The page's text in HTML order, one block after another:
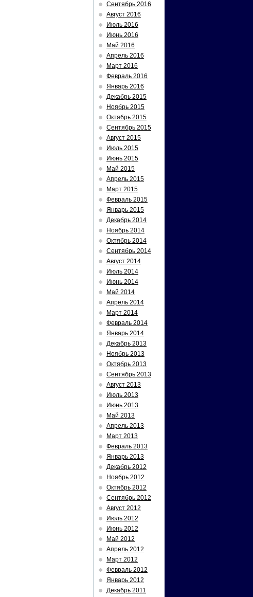
Сентябрь 2016
Август 2016
Июль 2016
Июнь 2016
Май 2016
Апрель 2016
Март 2016
Февраль 2016
Январь 2016
Декабрь 2015
Ноябрь 2015
Октябрь 2015
Сентябрь 2015
Август 2015
Июль 2015
Июнь 2015
Май 2015
Апрель 2015
Март 2015
Февраль 2015
Январь 2015
Декабрь 2014
Ноябрь 2014
Октябрь 2014
Сентябрь 2014
Август 2014
Июль 2014
Июнь 2014
Май 2014
Апрель 2014
Март 2014
Февраль 2014
Январь 2014
Декабрь 2013
Ноябрь 2013
Октябрь 2013
Сентябрь 2013
Август 2013
Июль 2013
Июнь 2013
Май 2013
Апрель 2013
Март 2013
Февраль 2013
Январь 2013
Декабрь 2012
Ноябрь 2012
Октябрь 2012
Сентябрь 2012
Август 2012
Июль 2012
Июнь 2012
Май 2012
Апрель 2012
Март 2012
Февраль 2012
Январь 2012
Декабрь 2011